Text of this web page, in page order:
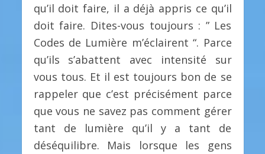
qu’il doit faire, il a déjà appris ce qu’il
doit faire. Dites-vous toujours : ” Les
Codes de Lumière m’éclairent “. Parce
qu’ils s’abattent avec intensité sur
vous tous. Et il est toujours bon de se
rappeler que c’est précisément parce
que vous ne savez pas comment gérer
tant de lumière qu’il y a tant de
déséquilibre. Mais lorsque les gens